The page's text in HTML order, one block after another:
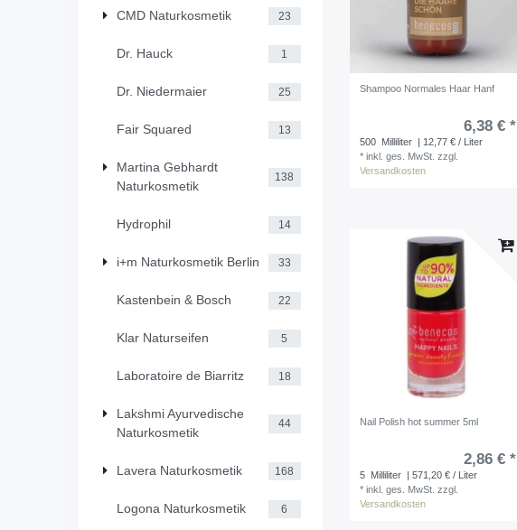
CMD Naturkosmetik 23
Dr. Hauck 1
Dr. Niedermaier 25
Fair Squared 13
Martina Gebhardt
Naturkosmetik
138
Hydrophil 14
i+m Naturkosmetik Berlin 33
Kastenbein & Bosch 22
Klar Naturseifen 5
Laboratoire de Biarritz 18
Lakshmi Ayurvedische
Naturkosmetik
44
Lavera Naturkosmetik 168
Logona Naturkosmetik 6
Shampoo Normales Haar Hanf
6,38 € *
500 Milliliter
| 12,77 € / Liter
*inkl. ges. MwSt. zzgl.
Versandkosten
Nail Polish hot summer 5ml
2,86 € *
5 Milliliter | 571,20 € / Liter
*inkl. ges. MwSt. zzgl.
Versandkosten